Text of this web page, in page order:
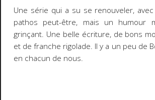
Une série qui a su se renouveler,
pathos peut-être, mais un humour
grinçant. Une belle écriture, de bons
et de franche rigolade. Il y a un peu de
en chacun de nous.